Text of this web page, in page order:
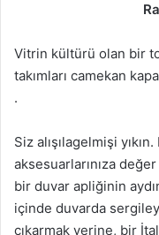
Vitrin kültürü olan bir
takımları camekan
.
Siz alışılagelmişi
aksesuarlarınıza
bir duvar apliğinin
içinde duvarda
çıkarmak yerine, bir